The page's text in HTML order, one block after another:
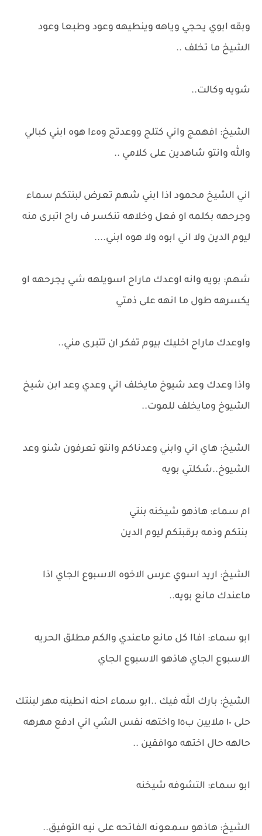
وبقه ابوي يحجي وياهه وينطيهه وعود وطبعا وعود
الشيخ ما تخلف ..
شويه وكالت..
الشيخ: افهمج واني كتلج ووعدتج وهءا هوه ابني كبالي
والله وانتو شاهدين على كلامي ..
اني الشيخ محمود اذا ابني شهم تعرض لبنتكم سماء
وجرحهه بكلمه او فعل وخلاهه تنكسر ف راح اتبرى منه
ليوم الدين ولا اني ابوه ولا هوه ابني....
شهم: بويه وانه اوعدك ماراح اسويلهه شي يجرحهه او
يكسرهه طول ما انهه على ذمتي
واوعدك ماراح اخليك بيوم تفكر ان تتبرى مني..
واذا وعدك وعد شيوخ مايخلف اني وعدي وعد ابن شيخ
الشيوخ ومايخلف للموت..
الشيخ: هاي اني وابني وعدناكم وانتو تعرفون شنو وعد
الشيوخ..شكلتي بويه
ام سماء: هاذهو شيخنه بنتي
بنتكم وذمه برقبتكم ليوم الدين
الشيخ: اريد اسوي عرس الاخوه الاسبوع الجاي اذا
ماعندك مانع بويه..
ابو سماء: افاا كل مانع ماعندي والكم مطلق الحريه
الاسبوع الجاي هاذهو الاسبوع الجاي
الشيخ: بارك الله فيك ..ابو سماء احنه انطينه مهر لبنتك
حلى ١٠ ملايين ب١٥ واختهه نفس الشي اني ادفع مهرهه
حالهه حال اختهه موافقين ..
ابو سماء: التشوفه شيخنه
الشيخ: هاذهو سمعونه الفاتحه على نيه التوفيق..